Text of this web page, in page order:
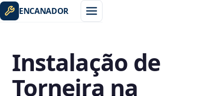
ENCANADOR
Instalação de
Torneira na